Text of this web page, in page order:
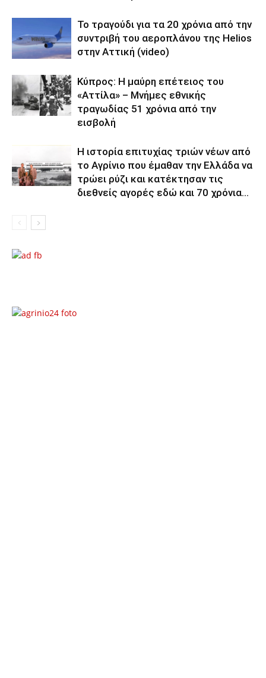
Το τραγούδι για τα 20 χρόνια από την
συντριβή του αεροπλάνου της Helios
στην Αττική (video)
Κύπρος: Η μαύρη επέτειος του
«Αττίλα» – Μνήμες εθνικής
τραγωδίας 51 χρόνια από την
εισβολή
Η ιστορία επιτυχίας τριών νέων από
το Αγρίνιο που έμαθαν την Ελλάδα να
τρώει ρύζι και κατέκτησαν τις
διεθνείς αγορές εδώ και 70 χρόνια...